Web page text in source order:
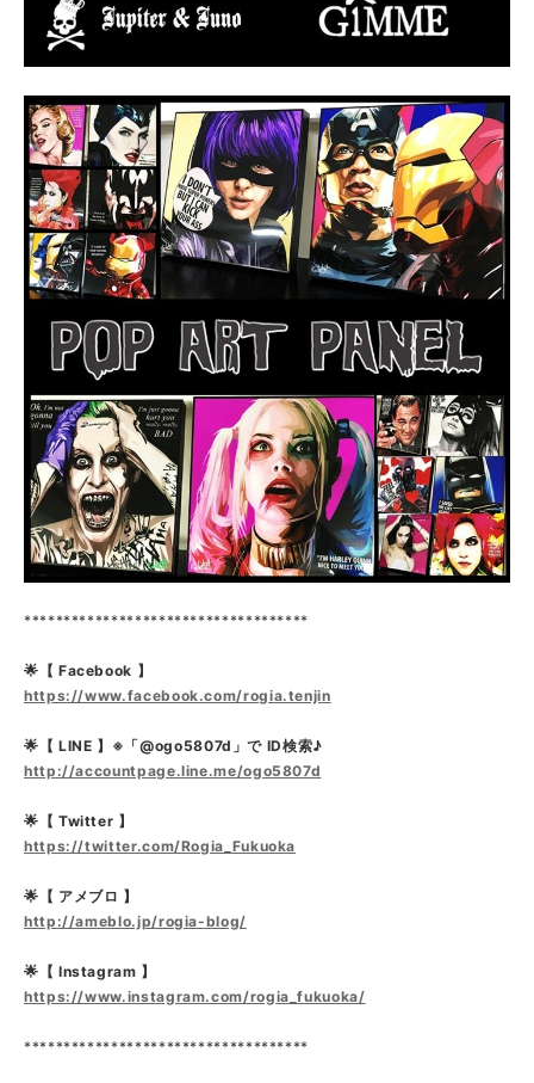
************************************
🌟【 Facebook 】
https://www.facebook.com/rogia.tenjin
🌟【 LINE 】※「@ogo5807d」で ID検索♪
http://accountpage.line.me/ogo5807d
🌟【 Twitter 】
https://twitter.com/Rogia_Fukuoka
🌟【 アメブロ 】
http://ameblo.jp/rogia-blog/
🌟【 Instagram 】
https://www.instagram.com/rogia_fukuoka/
************************************